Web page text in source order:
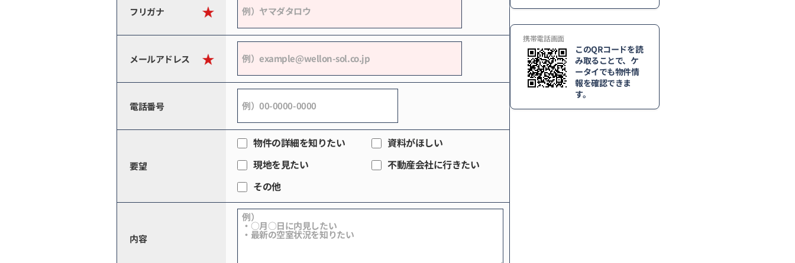
フリガナ
メールアドレス
電話番号
要望
物件の詳細を知りたい
資料がほしい
現地を見たい
不動産会社に行きたい
その他
内容
携帯電話画面
このQRコードを読
み取ることで、ケ
ータイでも物件情
報を確認できま
す。